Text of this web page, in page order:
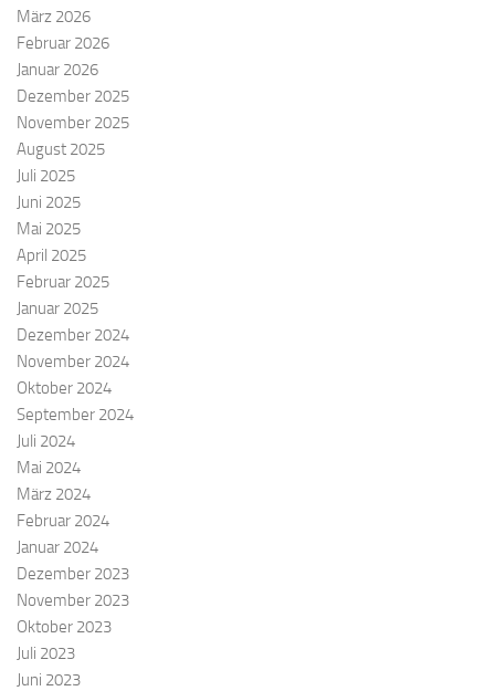
März 2026
Februar 2026
Januar 2026
Dezember 2025
November 2025
August 2025
Juli 2025
Juni 2025
Mai 2025
April 2025
Februar 2025
Januar 2025
Dezember 2024
November 2024
Oktober 2024
September 2024
Juli 2024
Mai 2024
März 2024
Februar 2024
Januar 2024
Dezember 2023
November 2023
Oktober 2023
Juli 2023
Juni 2023